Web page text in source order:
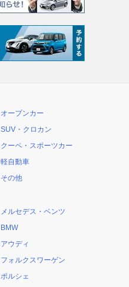
オープンカー
SUV・クロカン
クーペ・スポーツカー
軽自動車
その他
メルセデス・ベンツ
BMW
アウディ
フォルクスワーゲン
ポルシェ